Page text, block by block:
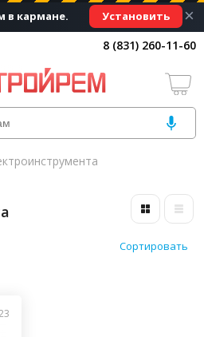
в кармане. Установить ×
8 (831) 260-11-60
Сортировать